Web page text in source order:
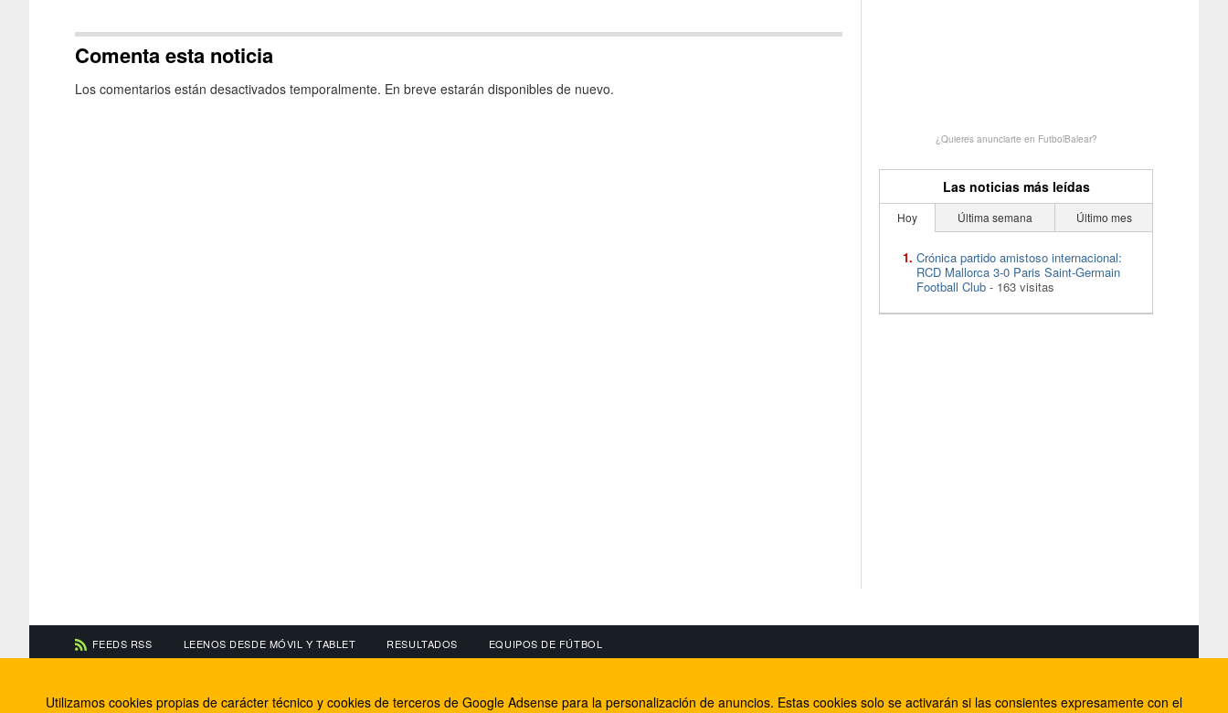
Comenta esta noticia
Los comentarios están desactivados temporalmente. En breve estarán disponibles de nuevo.
¿Quieres anunciarte en FutbolBalear?
Las noticias más leídas
Hoy Última semana Último mes
Crónica partido amistoso internacional:
RCD Mallorca 3-0 Paris Saint-Germain
Football Club - 163 visitas
FEEDS RSS LEENOS DESDE MÓVIL Y TABLET RESULTADOS EQUIPOS DE FÚTBOL
Información de contacto
El equipo de FútbolBalear
Facebook
Internet Rural Mallorca
Utilizamos cookies propias de carácter técnico y cookies de terceros de Google Adsense para la personalización de anuncios. Estas cookies solo se activarán si las consientes expresamente con el